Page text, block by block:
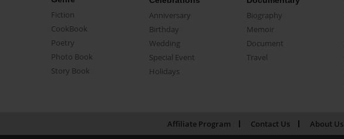
Fiction
CookBook
Poetry
Photo Book
Story Book
Anniversary
Birthday
Wedding
Special Event
Holidays
Biography
Memoir
Document
Travel
Affiliate Program Contact Us About Us